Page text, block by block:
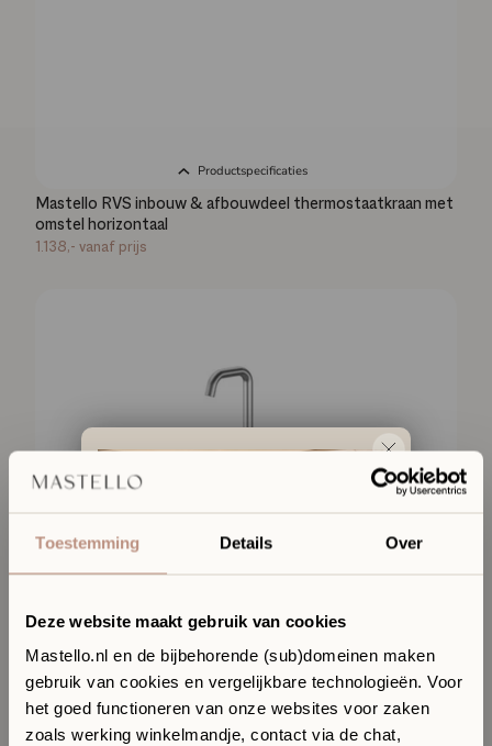
Toestemming Details Over
Deze website maakt gebruik van cookies
Mastello.nl en de bijbehorende (sub)domeinen maken
gebruik van cookies en vergelijkbare technologieën. Voor
het goed functioneren van onze websites voor zaken
zoals werking winkelmandje, contact via de chat,
Productspecificaties
Mastello RVS inbouw & afbouwdeel thermostaatkraan met
omstel horizontaal
1.138,- vanaf prijs
Ervaar jouw toekomstige
badkamer in onze Sanitair